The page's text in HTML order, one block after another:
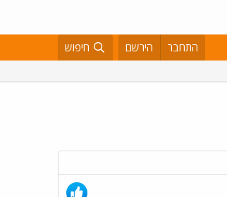
התחבר הירשם חיפוש